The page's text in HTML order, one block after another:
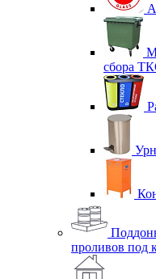
сбора
проливов под